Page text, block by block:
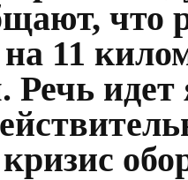
что
11
Речь
кризис